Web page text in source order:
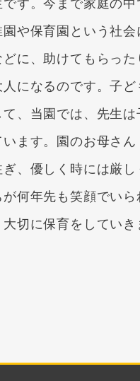
す。今まで家庭の
や保育園という社
に、助けてもらっ
になるのです。子
、当園では、先生
ます。園のお母さ
、優しく時には厳
何年先も笑顔でい
切に保育をしていき